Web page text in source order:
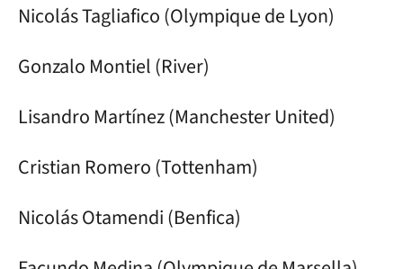
Nicolás Tagliafico (Olympique de Lyon)
Gonzalo Montiel (River)
Lisandro Martínez (Manchester United)
Cristian Romero (Tottenham)
Nicolás Otamendi (Benfica)